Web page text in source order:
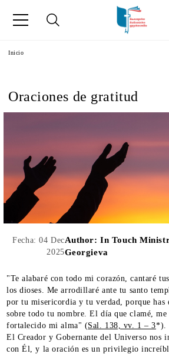
Inicio
Oraciones de gratitud
Fecha: 04 Dec
2025
Author: In Touch
Georgieva
"Te alabaré con todo mi corazón, cantaré
los dioses. Me arrodillaré ante tu santo
por tu misericordia y tu verdad, porque has
sobre todo tu nombre. El día que clamé, me
fortalecido mi alma" (Sal. 138, vv. 1 – 3*).
El Creador y Gobernante del Universo nos
con Él, y la oración es un privilegio